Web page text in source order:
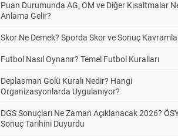
16.20
1
Puan Durumunda AG, OM ve Diğer Kısaltmalar
Anlama Gelir?
Skor Ne Demek? Sporda Skor ve Sonuç
Futbol Nasıl Oynanır? Temel Futbol Kuralları
Deplasman Golü Kuralı Nedir? Hangi
Organizasyonlarda Uygulanıyor?
DGS Sonuçları Ne Zaman Açıklanacak 2026?
Sonuç Tarihini Duyurdu